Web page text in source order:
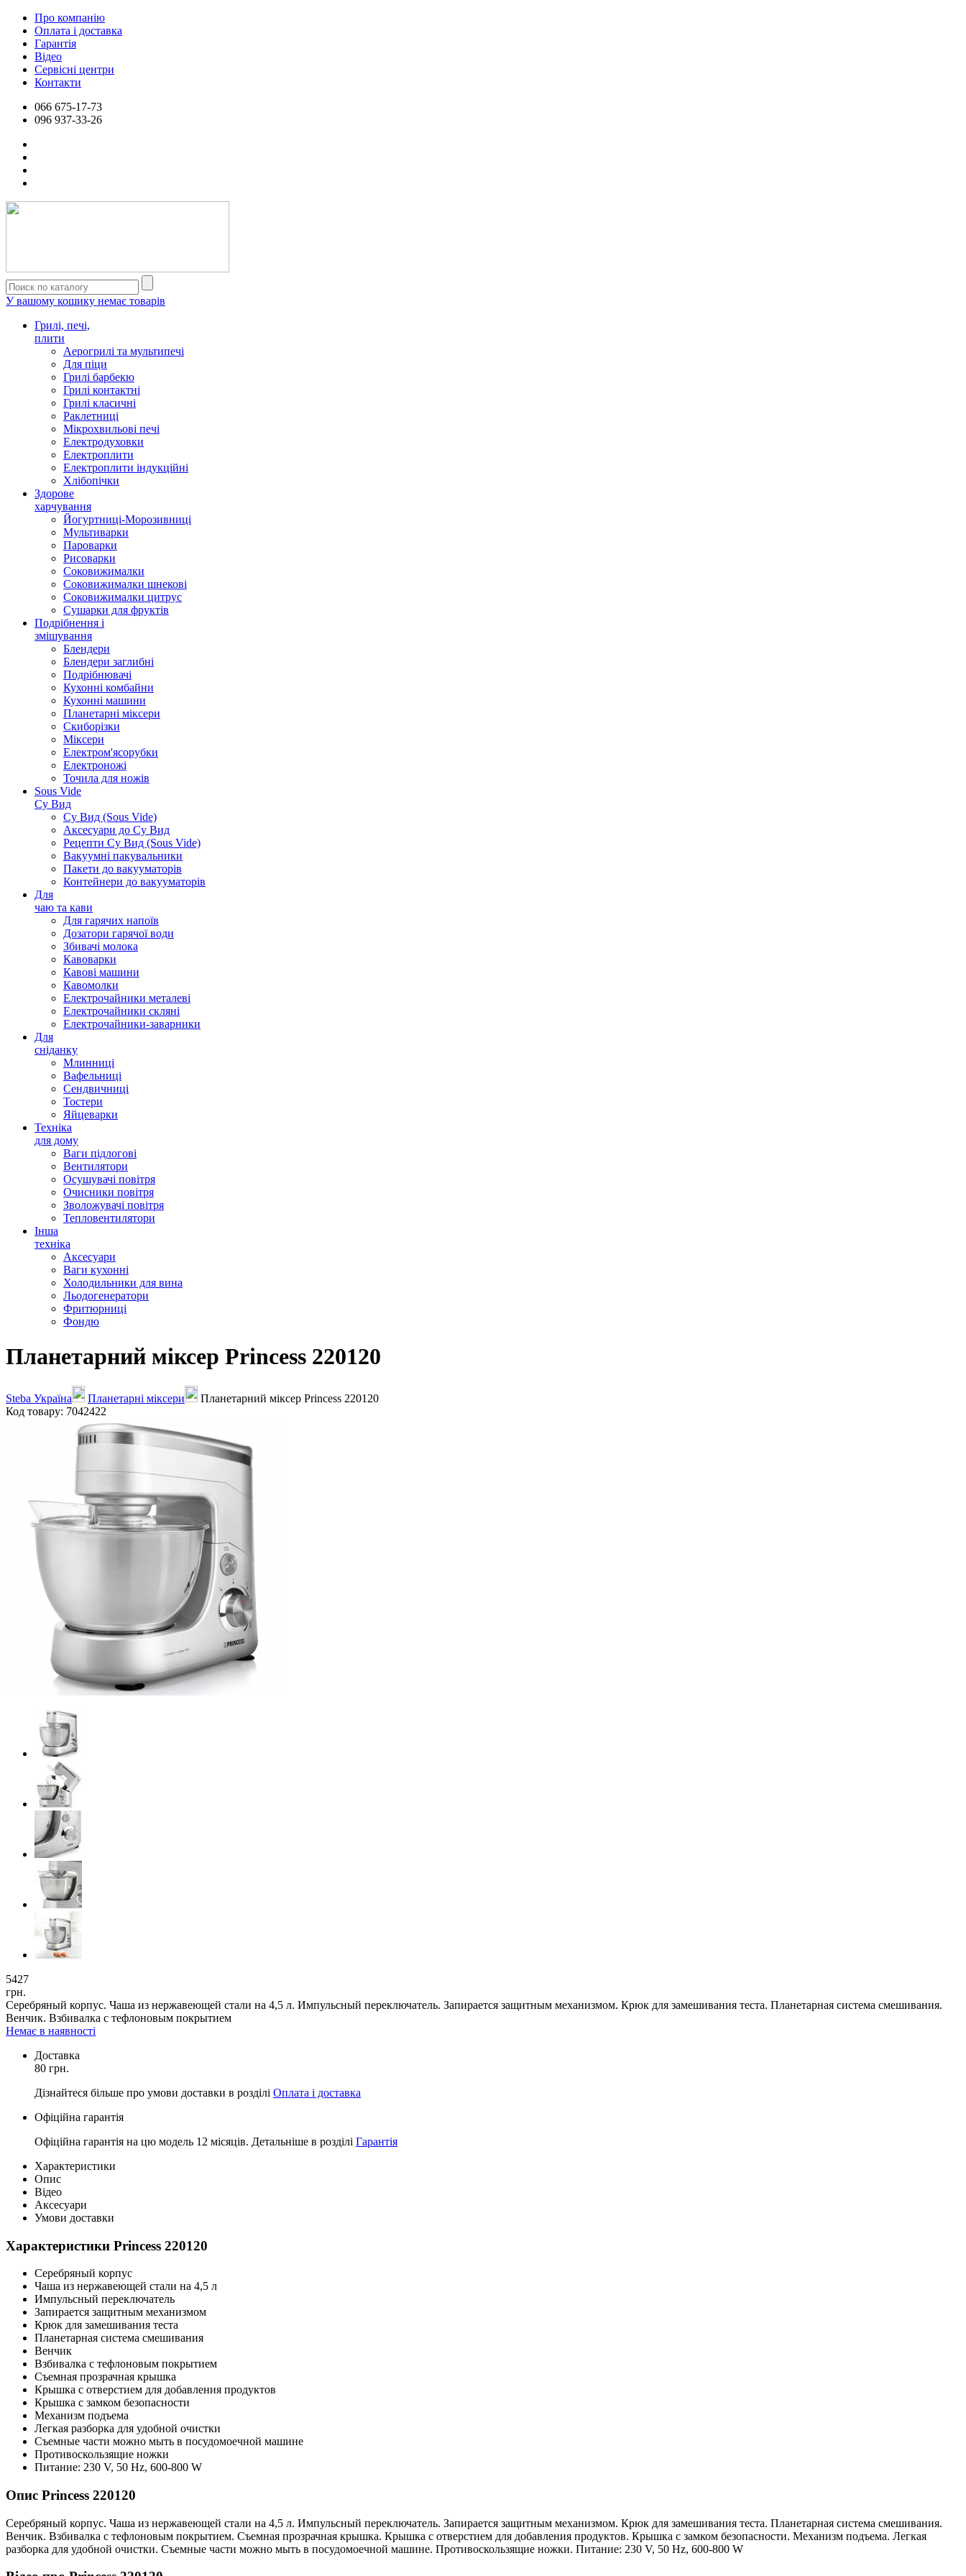
Про компанію
Оплата і доставка
Гарантія
Відео
Сервісні центри
Контакти
066 675-17-73
096 937-33-26
У вашому кошику немає товарів
Грилі, печі,
плити
Аерогрилі та мультипечі
Для піци
Грилі барбекю
Грилі контактні
Грилі класичні
Раклетниці
Мікрохвильові печі
Електродуховки
Електроплити
Електроплити індукційні
Хлібопічки
Здорове
харчування
Йогуртниці-Морозивниці
Мультиварки
Пароварки
Рисоварки
Соковижималки
Соковижималки шнекові
Соковижималки цитрус
Сушарки для фруктів
Подрібнення і
змішування
Блендери
Блендери заглибні
Подрібнювачі
Кухонні комбайни
Кухонні машини
Планетарні міксери
Скиборізки
Міксери
Електром'ясорубки
Електроножі
Точила для ножів
Sous Vide
Су Вид
Су Вид (Sous Vide)
Аксесуари до Су Вид
Рецепти Су Вид (Sous Vide)
Вакуумні пакувальники
Пакети до вакууматорів
Контейнери до вакууматорів
Для
чаю та кави
Для гарячих напоїв
Дозатори гарячої води
Збивачі молока
Кавоварки
Кавові машини
Кавомолки
Електрочайники металеві
Електрочайники скляні
Електрочайники-заварники
Для
сніданку
Млинниці
Вафельниці
Сендвичниці
Тостери
Яйцеварки
Техніка
для дому
Ваги підлогові
Вентилятори
Осушувачі повітря
Очисники повітря
Зволожувачі повітря
Тепловентилятори
Інша
техніка
Аксесуари
Ваги кухонні
Холодильники для вина
Льодогенератори
Фритюрниці
Фондю
Планетарний міксер Princess 220120
Steba Україна Планетарні міксери
Планетарний міксер Princess 220120
Код товару: 7042422
5427
грн.
Серебряный корпус. Чаша из нержавеющей стали на 4,5 л. Импульсный переключатель. Запирается защитным механизмом. Крюк для замешивания теста. Планетарная система смешивания.
Венчик. Взбивалка с тефлоновым покрытием
Немає в наявності
Доставка
80 грн.
Дізнайтеся більше про умови доставки в розділі Оплата і доставка
Офіційна гарантія
Офіційна гарантія на цю модель 12 місяців. Детальніше в розділі Гарантія
Характеристики
Опис
Відео
Аксесуари
Умови доставки
Характеристики Princess 220120
Серебряный корпус
Чаша из нержавеющей стали на 4,5 л
Импульсный переключатель
Запирается защитным механизмом
Крюк для замешивания теста
Планетарная система смешивания
Венчик
Взбивалка с тефлоновым покрытием
Съемная прозрачная крышка
Крышка с отверстием для добавления продуктов
Крышка с замком безопасности
Механизм подъема
Легкая разборка для удобной очистки
Съемные части можно мыть в посудомоечной машине
Противоскользящие ножки
Питание: 230 V, 50 Hz, 600-800 W
Опис Princess 220120
Серебряный корпус. Чаша из нержавеющей стали на 4,5 л. Импульсный переключатель. Запирается защитным механизмом. Крюк для замешивания теста. Планетарная система смешивания.
Венчик. Взбивалка с тефлоновым покрытием. Съемная прозрачная крышка. Крышка с отверстием для добавления продуктов. Крышка с замком безопасности. Механизм подъема. Легкая
разборка для удобной очистки. Съемные части можно мыть в посудомоечной машине. Противоскользящие ножки. Питание: 230 V, 50 Hz, 600-800 W